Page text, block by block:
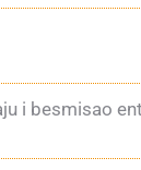
i besmisao